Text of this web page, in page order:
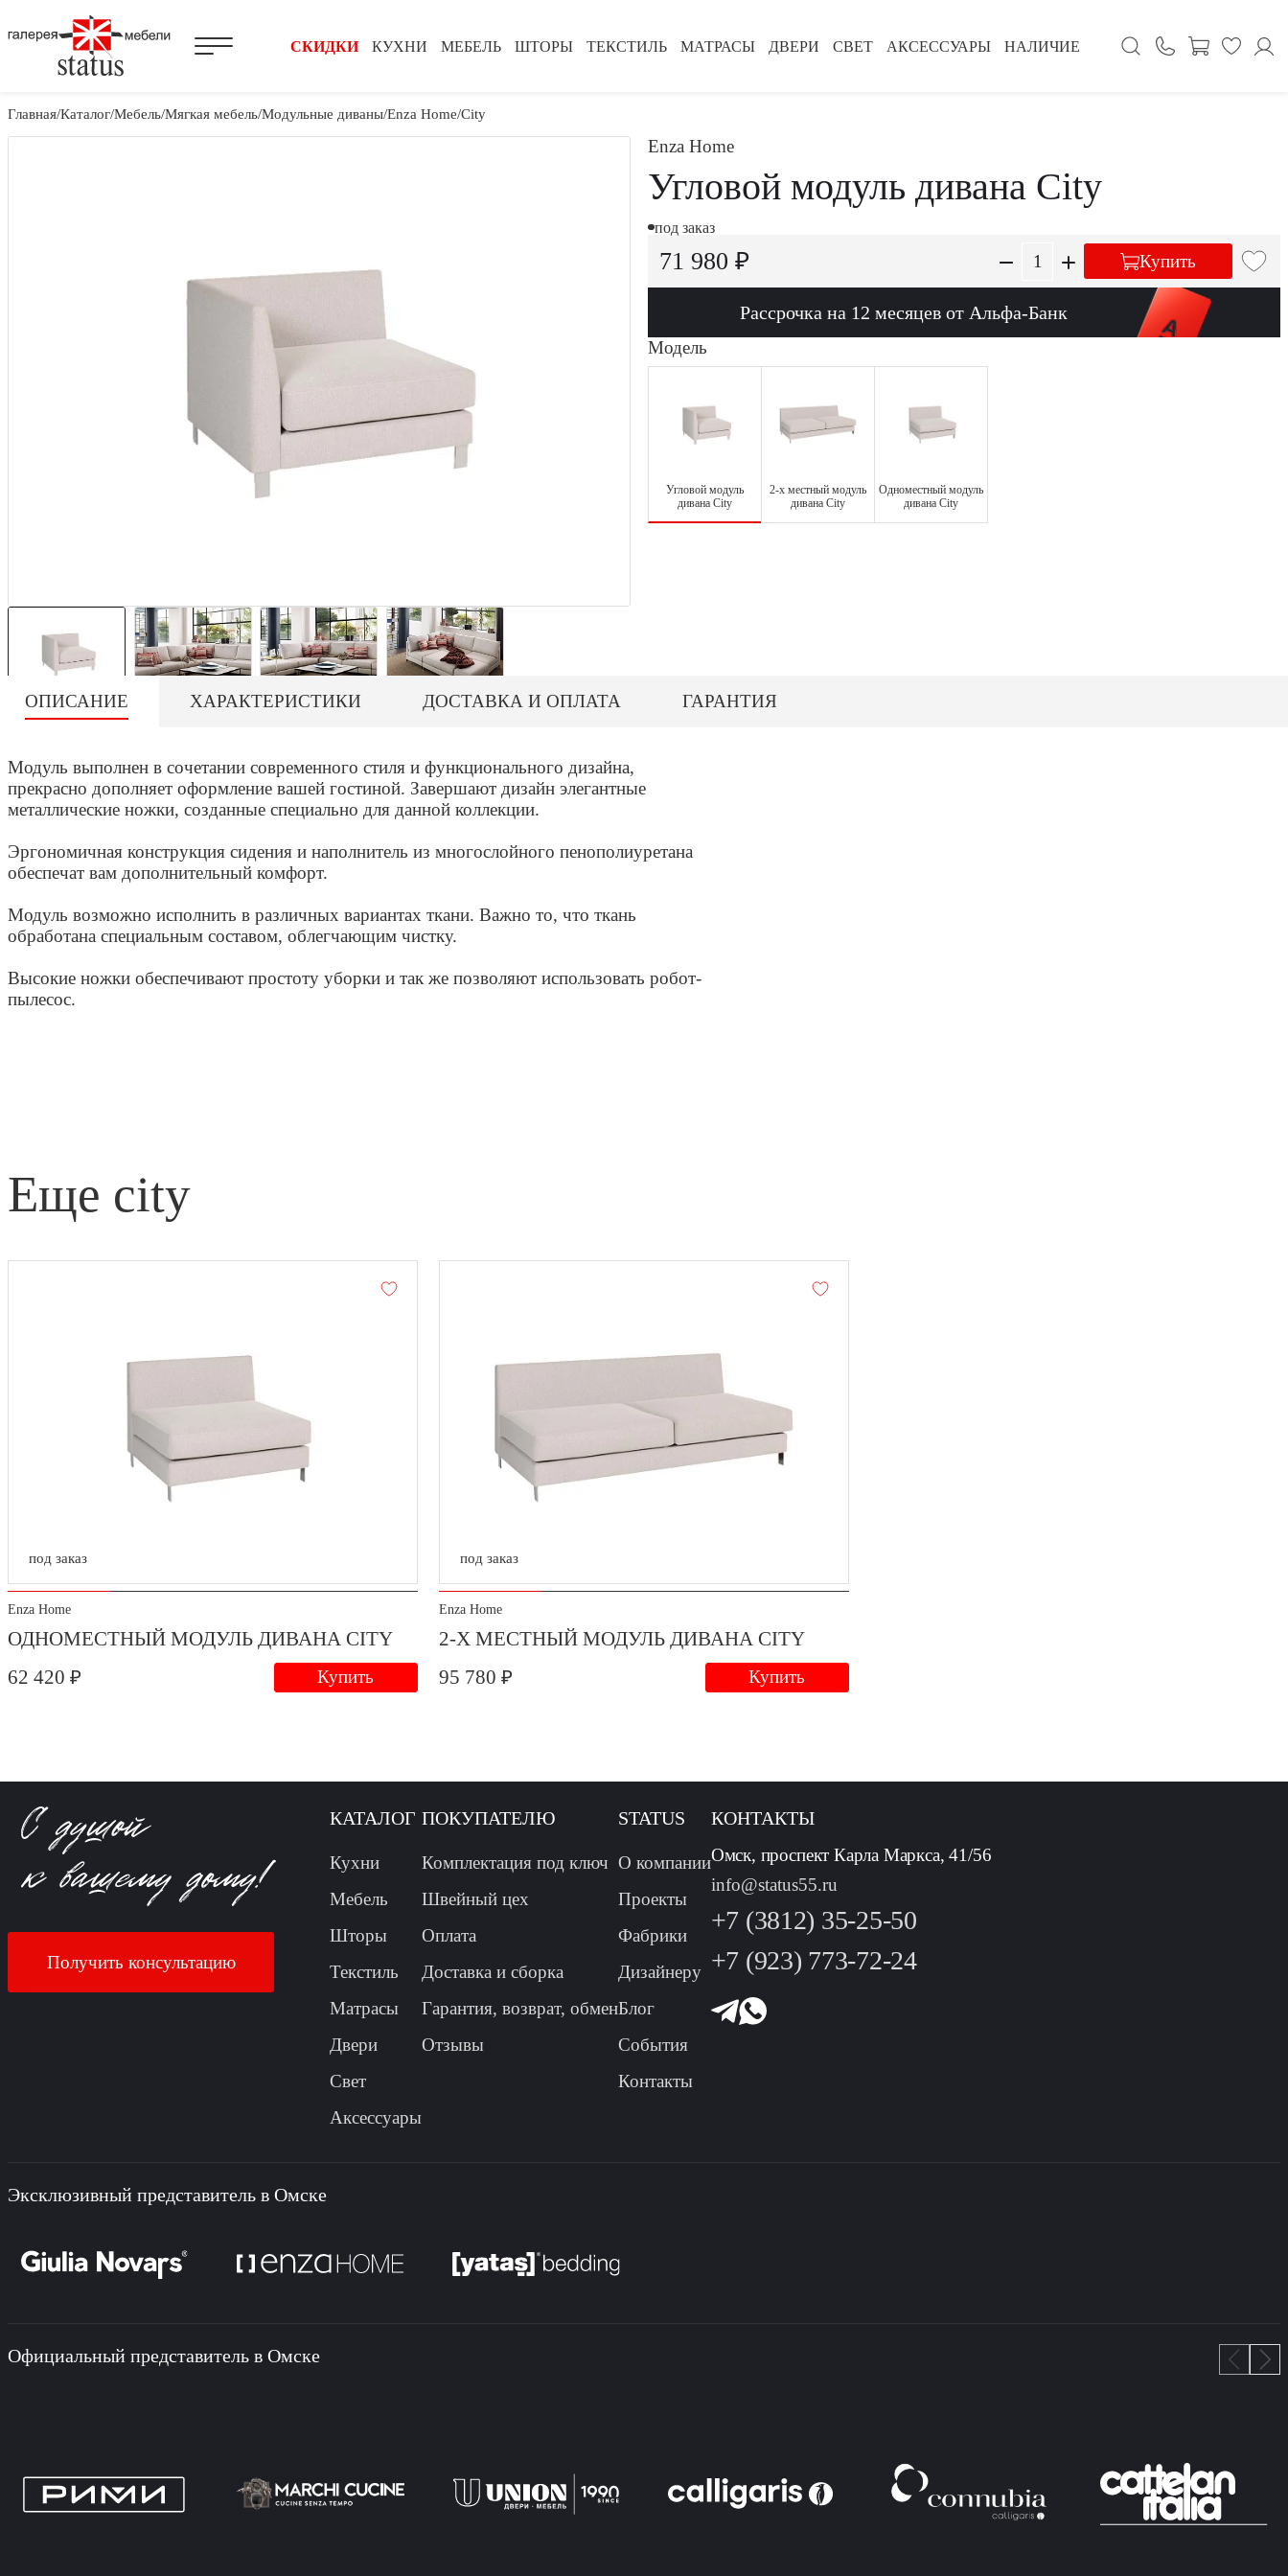
КУХНИ МЕБЕЛЬ ШТОРЫ ТЕКСТИЛЬ МАТРАСЫ ДВЕРИ СВЕТ АКСЕССУАРЫ НАЛИЧИЕ
СКИДКИ
Главная Каталог Мебель Мягкая мебель Модульные диваны Enza Home City
Enza Home
Угловой модуль дивана City
под заказ
71 980 ₽ Купить
Рассрочка на 12 месяцев от Альфа-Банк
Модель
Угловой модуль
дивана City
2-х местный модуль
дивана City
Одноместный модуль
дивана City
ОПИСАНИЕ ХАРАКТЕРИСТИКИ ДОСТАВКА И ОПЛАТА ГАРАНТИЯ
Модуль выполнен в сочетании современного стиля и функционального дизайна,
прекрасно дополняет оформление вашей гостиной. Завершают дизайн элегантные
металлические ножки, созданные специально для данной коллекции.
Эргономичная конструкция сидения и наполнитель из многослойного пенополиуретана
обеспечат вам дополнительный комфорт.
Модуль возможно исполнить в различных вариантах ткани. Важно то, что ткань
обработана специальным составом, облегчающим чистку.
Высокие ножки обеспечивают простоту уборки и так же позволяют использовать робот-
пылесос.
еще city
под заказ
Enza Home
ОДНОМЕСТНЫЙ МОДУЛЬ ДИВАНА CITY
62 420 ₽
Купить
под заказ
Enza Home
2-Х МЕСТНЫЙ МОДУЛЬ ДИВАНА CITY
95 780 ₽
Купить
Получить консультацию
КАТАЛОГ
Кухни
Мебель
Шторы
Текстиль
Матрасы
Двери
Свет
Аксессуары
ПОКУПАТЕЛЮ
Комплектация под ключ
Швейный цех
Оплата
Доставка и сборка
Гарантия, возврат, обмен
Отзывы
STATUS
О компании
Проекты
Фабрики
Дизайнеру
Блог
События
Контакты
КОНТАКТЫ
Омск, проспект Карла Маркса, 41/56
info@status55.ru
+7 (3812) 35-25-50
+7 (923) 773-72-24
Эксклюзивный представитель в Омске
Официальный представитель в Омске